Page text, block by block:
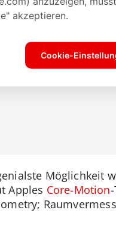
Möglichkeit
Apples Core-Motion